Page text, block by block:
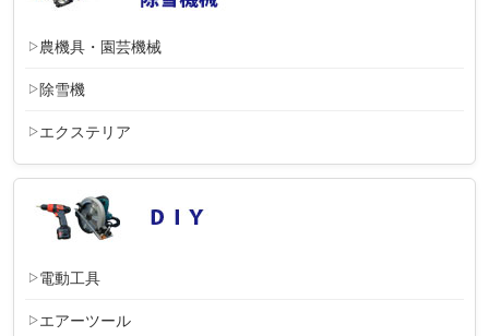
農機具・園芸機械
除雪機
エクステリア
電動工具
エアーツール